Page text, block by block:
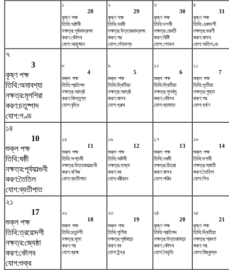
১
28
কৃষ্ণ পক্ষ
তিথি:অষ্টমী
নক্ষত্র:পূর্বভাদ্রপদ
করণ:কৌলব
যোগ:আয়ুষ্মান
২
29
কৃষ্ণ পক্ষ
তিথি:নবমী
নক্ষত্র:উত্তরভাদ্রপদ
করণ:গর
যোগ:সৌভাগ্য
৩
30
কৃষ্ণ পক্ষ
তিথি:দশমী
নক্ষত্র:রেবতী
করণ:বিষ্টি
যোগ:শোভন
৪
31
কৃষ্ণ পক্ষ
তিথি:একাদশী
নক্ষত্র:ভরণী
করণ:বালব
যোগ:অতিগণ্ড
৭
3
কৃষ্ণ পক্ষ
তিথি:অমাবশ্যা
নক্ষত্র:মৃগশিরা
করণ:চতুষ্পাদ
যোগ:গণ্ড
৮
4
শুক্ল পক্ষ
তিথি:প্রতিপদ
নক্ষত্র:আর্দ্রা
করণ:কিন্তুগ্ন
যোগ:বৃদ্ধি
৯
5
শুক্ল পক্ষ
তিথি:দ্বিতীয়া
নক্ষত্র:আর্দ্রা
করণ:বালব
যোগ:ধ্রুব
১০
6
শুক্ল পক্ষ
তিথি:দ্বিতীয়া
নক্ষত্র:পুনর্বসু
করণ:কৌলব
যোগ:ব্যাঘাত
১১
7
শুক্ল পক্ষ
তিথি:তৃতীয়া
নক্ষত্র:পুষ্যা
করণ:গর
যোগ:হর্ষণ
১৪
10
শুক্ল পক্ষ
তিথি:ষষ্ঠী
নক্ষত্র:পূর্বফাল্গুনী
করণ:তৈতিল
যোগ:ব্যতীপাত
১৫
11
শুক্ল পক্ষ
তিথি:সপ্তমী
নক্ষত্র:উত্তরফাল্গুনী
করণ:বণিজ
যোগ:ব্যতীপাত
১৬
12
শুক্ল পক্ষ
তিথি:অষ্টমী
নক্ষত্র:হস্তা
করণ:বব
যোগ:বরীয়ান
১৭
13
শুক্ল পক্ষ
তিথি:নবমী
নক্ষত্র:চিত্রা
করণ:বালব
যোগ:পরিঘ
১৮
14
শুক্ল পক্ষ
তিথি:দশমী
নক্ষত্র:স্বাতী
করণ:তৈতিল
যোগ:শিব
২১
17
শুক্ল পক্ষ
তিথি:ত্রয়োদশী
নক্ষত্র:জ্যেষ্ঠা
করণ:কৌলব
যোগ:শুক্র
২২
18
শুক্ল পক্ষ
তিথি:চতুর্দশী
নক্ষত্র:মূলা
করণ:গর
যোগ:ব্রহ্ম
২৩
19
শুক্ল পক্ষ
তিথি:পূর্ণিমা
নক্ষত্র:পূর্বাষাঢ়া
করণ:বব
যোগ:ইন্দ্র
২৪
20
কৃষ্ণ পক্ষ
তিথি:প্রতিপদ
নক্ষত্র:উত্তরাষাঢ়া
করণ:কৌলব
যোগ:বৈধৃতি
২৫
21
কৃষ্ণ পক্ষ
তিথি:দ্বিতীয়া
নক্ষত্র:শ্রবণা
করণ:গর
যোগ:বিষ্কুম্ভ